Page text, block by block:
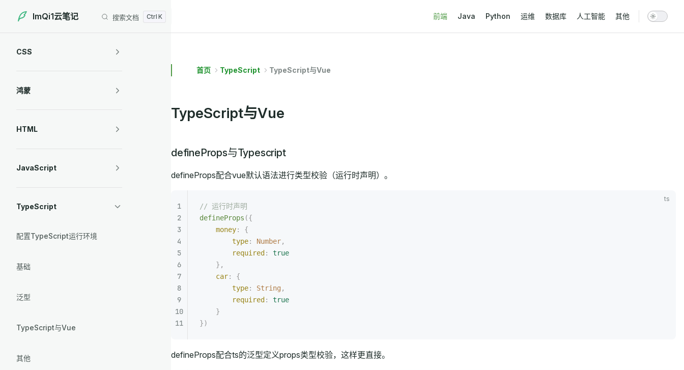
Skip to content
ImQi1云笔记 搜索文档 前端 Java Python 运维 数据库 人工智能 其他
CSS
鸿蒙
HTML
JavaScript
TypeScript
配置TypeScript运行环境
基础
泛型
TypeScript与Vue
其他
首页 TypeScript TypeScript与Vue
TypeScript与Vue
defineProps与Typescript
defineProps配合vue默认语法进行类型校验（运行时声明）。
// 运行时声明
defineProps ({
    money
: {
        type
: Number,
        required
: true
    },
    car
: {
        type
: String ,
        required
: true
    }
})
defineProps配合ts的泛型定义props类型校验，这样更直接。